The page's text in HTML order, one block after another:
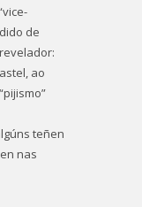
de
ao
teñen
nas